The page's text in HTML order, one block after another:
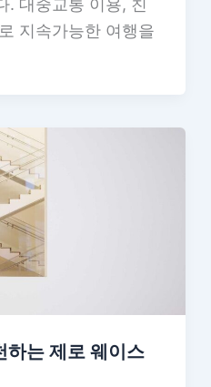
. 대중교통 이용, 친
지속가능한 여행을
하는 제로 웨이스